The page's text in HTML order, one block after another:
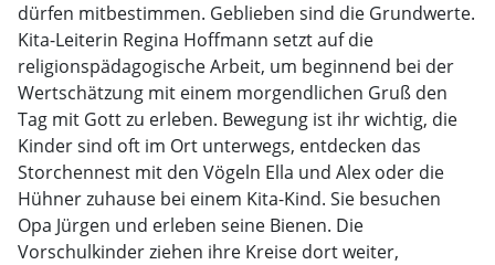
dürfen mitbestimmen. Geblieben sind die Grundwerte.
Kita-Leiterin Regina Hoffmann setzt auf die
religionspädagogische Arbeit, um beginnend bei der
Wertschätzung mit einem morgendlichen Gruß den
Tag mit Gott zu erleben. Bewegung ist ihr wichtig, die
Kinder sind oft im Ort unterwegs, entdecken das
Storchennest mit den Vögeln Ella und Alex oder die
Hühner zuhause bei einem Kita-Kind. Sie besuchen
Opa Jürgen und erleben seine Bienen. Die
Vorschulkinder ziehen ihre Kreise dort weiter,